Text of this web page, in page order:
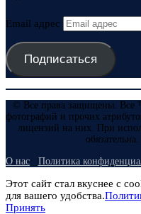
Email адрес
Подписаться
© Все права защищены. Все
фотографий и прочих
лицензий на них. При
О нас Политика
Этот сайт стал вкуснее с
для вашего удобства.
Принять